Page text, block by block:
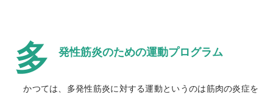
多 発性筋炎のための運動プログラム
かつては、多発性筋炎に対する運動というのは筋肉の炎症を